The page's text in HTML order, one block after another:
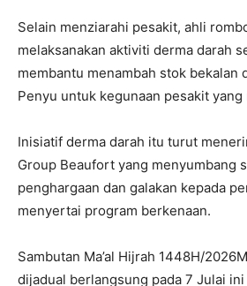
Selain menziarahi pesakit, ahli
melaksanakan aktiviti derma darah
membantu menambah stok bekalan
Penyu untuk kegunaan pesakit yang
Inisiatif derma darah itu turut
Group Beaufort yang menyumbang
penghargaan dan galakan kepada
menyertai program berkenaan.
Sambutan Ma’al Hijrah 1448H/
dijadual berlangsung pada 7 Julai ini